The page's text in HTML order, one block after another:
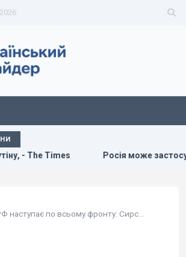
Росія може застосувати ядерну зброю